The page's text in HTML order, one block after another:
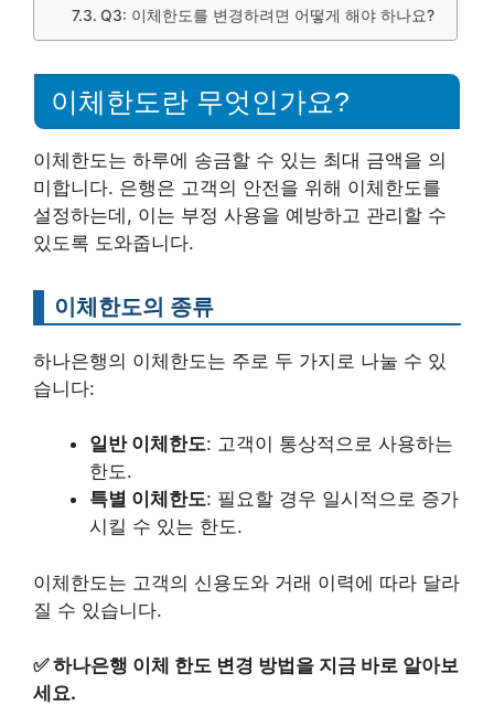
Q3: 이체한도를 변경하려면 어떻게 해야 하나요?
이체한도란 무엇인가요?
이체한도는 하루에 송금할 수 있는 최대 금액을 의
미합니다. 은행은 고객의 안전을 위해 이체한도를
설정하는데, 이는 부정 사용을 예방하고 관리할 수
있도록 도와줍니다.
이체한도의 종류
하나은행의 이체한도는 주로 두 가지로 나눌 수 있
습니다:
일반 이체한도: 고객이 통상적으로 사용하는
한도.
특별 이체한도: 필요할 경우 일시적으로 증가
시킬 수 있는 한도.
이체한도는 고객의 신용도와 거래 이력에 따라 달라
질 수 있습니다.
✅하나은행 이체 한도 변경 방법을 지금 바로 알아보
세요.